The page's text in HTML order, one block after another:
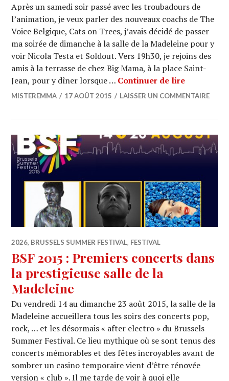
Après un samedi soir passé avec les troubadours de
l’animation, je veux parler des nouveaux coachs de The
Voice Belgique, Cats on Trees, j’avais décidé de passer
ma soirée de dimanche à la salle de la Madeleine pour y
voir Nicola Testa et Soldout. Vers 19h30, je rejoins des
amis à la terrasse de chez Big Mama, à la place Saint-
Jean, pour y dîner lorsque … Continuer de lireBSF 2015
MISTEREMMA 17 AOÛT 2015 LAISSER UN COMMENTAIRE
2026, BRUSSELS SUMMER FESTIVAL, FESTIVAL
BSF 2015 : Premiers concerts dans
la prestigieuse salle de la
Madeleine
Du vendredi 14 au dimanche 23 août 2015, la salle de la
Madeleine accueillera tous les soirs des concerts pop,
rock, … et les désormais « after electro » du Brussels
Summer Festival. Ce lieu mythique où se sont tenus des
concerts mémorables et des fêtes incroyables avant de
sombrer un casino temporaire vient d’être rénovée
version « club ». Il me tarde de voir à quoi elle